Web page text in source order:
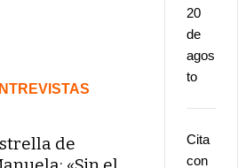
de
20
de
agos
to
Cita
con